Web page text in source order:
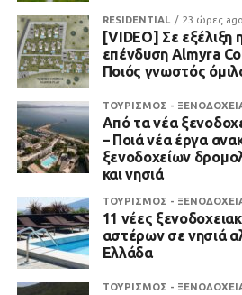
RESIDENTIAL 23 ώρες ago
[VIDEO] Σε εξέλιξη
επένδυση Almyra
Ποιός γνωστός
ΤΟΥΡΙΣΜΟΣ -
Από τα νέα
– Ποιά νέα έργα
ξενοδοχείων
και νησιά
ΤΟΥΡΙΣΜΟΣ -
11 νέες
αστέρων σε νησιά
Ελλάδα
ΤΟΥΡΙΣΜΟΣ -